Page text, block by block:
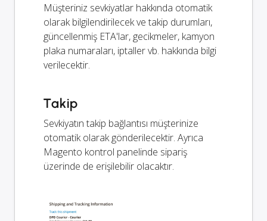
Müşteriniz sevkiyatlar hakkında otomatik
olarak bilgilendirilecek ve takip durumları,
güncellenmiş ETA'lar, gecikmeler, kamyon
plaka numaraları, iptaller vb. hakkında bilgi
verilecektir.
Takip
Sevkiyatın takip bağlantısı müşterinize
otomatik olarak gönderilecektir. Ayrıca
Magento kontrol panelinde sipariş
üzerinde de erişilebilir olacaktır.